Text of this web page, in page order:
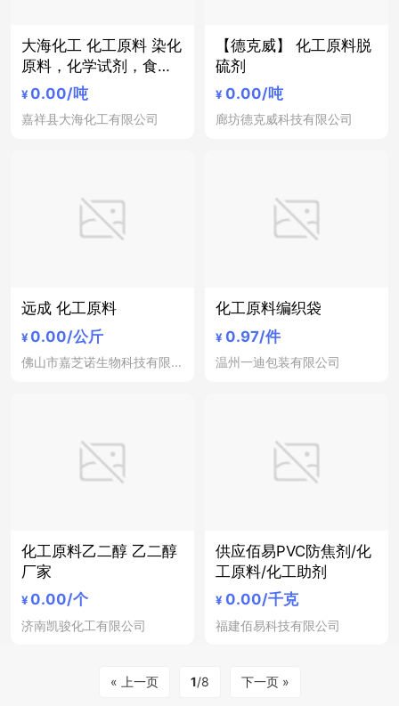
大海化工 化工原料 染化
原料，化学试剂，食品
酿造添加剂
¥ 0.00/吨
嘉祥县大海化工有限公司
【德克威】 化工原料脱
硫剂
¥ 0.00/吨
廊坊德克威科技有限公司
远成 化工原料
¥ 0.00/公斤
佛山市嘉芝诺生物科技有限公司
化工原料编织袋
¥ 0.97/件
温州一迪包装有限公司
化工原料乙二醇 乙二醇
厂家
¥ 0.00/个
济南凯骏化工有限公司
供应佰易PVC防焦剂/化
工原料/化工助剂
¥ 0.00/千克
福建佰易科技有限公司
« 上一页 1/8 下一页 »